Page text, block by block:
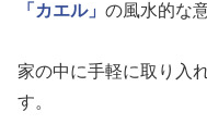
「カエル」 の風水的な
家の中に手軽に取り入
す。